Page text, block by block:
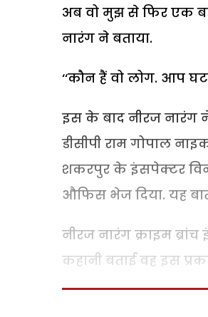
अब वो मुझ से फिर एक
नारंग ने बताया.
‘‘कौन हैं वो लोग. आप
इस के बाद नीरज नारंग
डीसीपी राम गोपाल
शकरपुर के इंसपेक्टर
औफिस भेज दिया. यह
नीरज नारंग क्राइम
कहानी बताई वह इस